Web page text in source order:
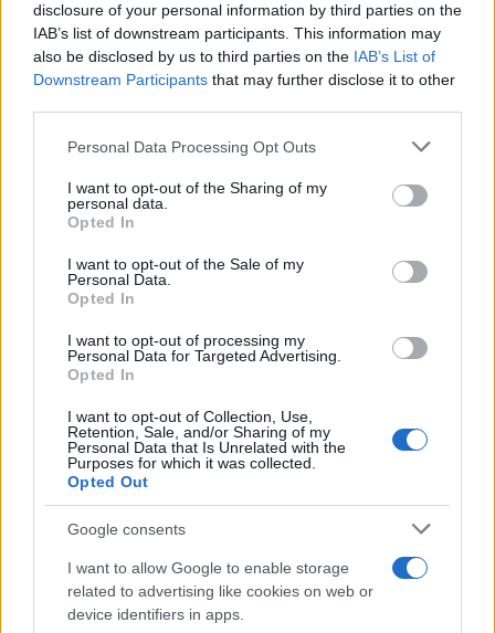
disclosure of your personal information by third parties on the
IAB’s list of downstream participants. This information may
also be disclosed by us to third parties on the IAB’s List of
Downstream Participants that may further disclose it to other
Please note that this website/app uses one or more Google
not limited to your visit or usage behaviour. You may click to
grant or deny consent to Google and its third-party tags to
use your data for below specified purposes in below Google
consent section.
Personal Data Processing Opt Outs
I want to opt-out of the Sharing of my
personal data.
Opted In
I want to opt-out of the Sale of my
Personal Data.
Opted In
I want to opt-out of processing my
Personal Data for Targeted Advertising.
Opted In
I want to opt-out of Collection, Use,
Retention, Sale, and/or Sharing of my
Personal Data that Is Unrelated with the
Purposes for which it was collected.
Opted Out
Google consents
I want to allow Google to enable storage
related to advertising like cookies on web or
device identifiers in apps.
desvelan el informe forense
El ‘caso Yéremi Vargas’, el niño desaparecido en 2007…
Rioja finaliza con celebración
gastronómica
CRÓNICA